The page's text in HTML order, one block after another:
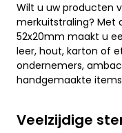
Wilt u uw producten
merkuitstraling? Met
52x20mm maakt u
leer, hout, karton of
ondernemers,
handgemaakte
Veelzijdige